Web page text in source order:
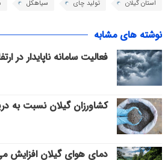
استان گیلان تولید چای سیاهکل
نوشته های مشابه
فعالیت سامانه ناپایدار در
کشاورزان گیلان نسبت به
دمای هوای گیلان افزایش